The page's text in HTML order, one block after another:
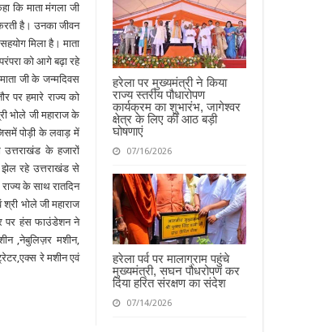
हरेला पर मुख्यमंत्री ने किया
राज्य स्तरीय पौधारोपण
कार्यक्रम का शुभारंभ, जागेश्वर
क्षेत्र के लिए कीं आठ बड़ी
घोषणाएं
07/16/2026
हरेला पर्व पर मालाग्राम पहुंचे
मुख्यमंत्री, सघन पौधरोपण कर
दिया हरित संरक्षण का संदेश
07/14/2026
कि माता मंगला जी
है। उनका जीवन
मिला है। माता
को आगे बढ़ा रहे
जी के जन्मदिवस
पर हमारे राज्य को
भोले जी महाराज के
पोड़ी के लवाड़ में
के हजारों
झेल रहे उत्तराखंड से
के साथ रातदिन
भोले जी महाराज
पर हंस फाउंडेशन ने
,नेबुलिज़र मशीन,
रे मशीन एवं